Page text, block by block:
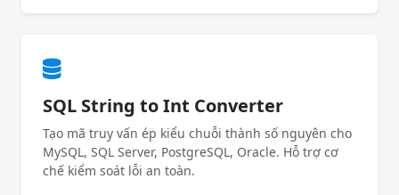
SQL String to Int Converter
Tạo mã truy vấn ép kiểu chuỗi thành số nguyên cho
MySQL, SQL Server, PostgreSQL, Oracle. Hỗ trợ cơ
chế kiểm soát lỗi an toàn.